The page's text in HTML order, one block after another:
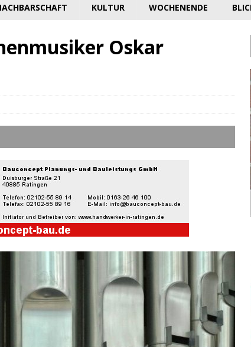
KULTUR WOCHENENDE
Oskar